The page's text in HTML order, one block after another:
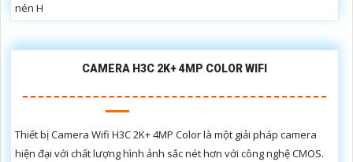
nén H
CAMERA H3C 2K+ 4MP COLOR WIFI
Thiết bị Camera Wifi H3C 2K+ 4MP Color là một giải pháp camera
hiện đại với chất lượng hình ảnh sắc nét hơn với công nghệ CMOS.